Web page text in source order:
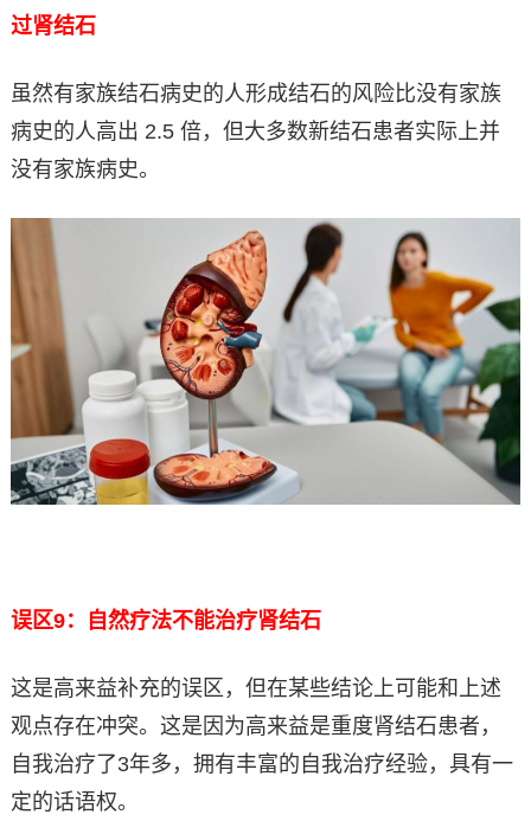
过肾结石
虽然有家族结石病史的人形成结石的风险比没有家族
病史的人高出 2.5 倍，但大多数新结石患者实际上并
没有家族病史。
误区9：自然疗法不能治疗肾结石
这是高来益补充的误区，但在某些结论上可能和上述
观点存在冲突。这是因为高来益是重度肾结石患者，
自我治疗了3年多，拥有丰富的自我治疗经验，具有一
定的话语权。